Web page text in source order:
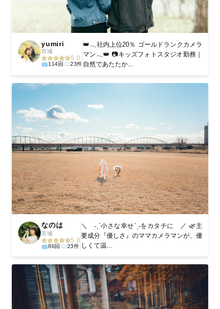
yumiri
宮城
5.0
114回 23件
👑𓂃社内上位20％ ゴールドランクカメラ
マン𓂃👑 📷キッズフォトスタジオ勤務｜
自然であたたか...
なのは
宮城
5.0
86回 23件
＼ ˗ˏˋ小さな幸せˊˎ˗をカタチに ／ 🌿主
要成分『優しさ』のママカメラマンが、優
しくて温...